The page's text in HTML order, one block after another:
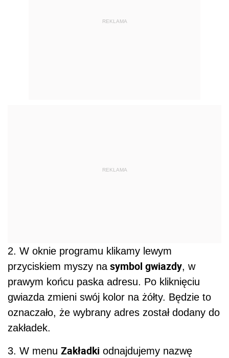
REKLAMA
REKLAMA
2. W oknie programu klikamy lewym
przyciskiem myszy nasymbol gwiazdy, w
prawym końcu paska adresu. Po kliknięciu
gwiazda zmieni swój kolor na żółty. Będzie to
oznaczało, że wybrany adres został dodany do
zakładek.
3. W menu Zakładki odnajdujemy nazwę